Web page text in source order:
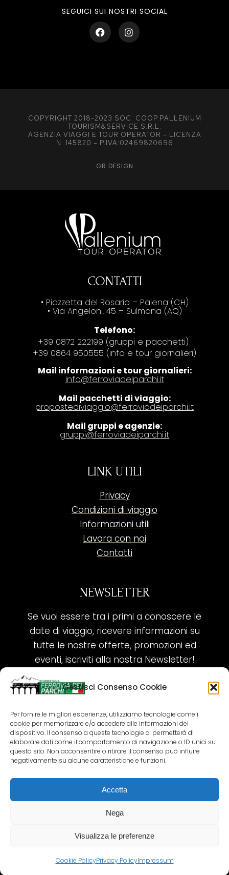
Gestisci Consenso Cookie
Per fornire le migliori esperienze, utilizziamo tecnologie come i
cookie per memorizzare e/o accedere alle informazioni del
dispositivo. Il consenso a queste tecnologie ci permetterà di
elaborare dati come il comportamento di navigazione o ID unici su
questo sito. Non acconsentire o ritirare il consenso può influire
negativamente su alcune caratteristiche e funzioni.
Accetta
Nega
Visualizza le preferenze
Cookie PolicyPrivacy PolicyImpressum
SEGUICI SUI NOSTRI SOCIAL
COPYRIGHT 2018-2023 SOC. COOP.PALLENIUM
TOURISM&SERVICE S.R.L.
AGENZIA VIAGGI E TOUR OPERATOR – LICENZA
N. 145820 – P.IVA:02469820696
GR.DESIGN
CONTATTI
• Piazzetta del Rosario – Palena (CH)
• Via Angeloni, 45 – Sulmona (AQ)
Telefono:
+39 0872 222199 (gruppi e pacchetti)
+39 0864 950555 (info e tour giornalieri)
Mail informazioni e tour giornalieri:
info@ferroviadeiparchi.it
Mail pacchetti di viaggio:
propostediviaggio@ferroviadeiparchi.it
Mail gruppi e agenzie:
gruppi@ferroviadeiparchi.it
LINK UTILI
Privacy
Condizioni di viaggio
Informazioni utili
Lavora con noi
Contatti
NEWSLETTER
Se vuoi essere tra i primi a conoscere le
date di viaggio, ricevere informazioni su
tutte le nostre offerte, promozioni ed
eventi, iscriviti alla nostra Newsletter!
ISCRIVITI ORA!
SEGUICI SUI NOSTRI SOCIAL
COPYRIGHT 2018-2025 PALLENIUM TOURISM
SRL
AGENZIA VIAGGI E TOUR OPERATOR – P.IVA: